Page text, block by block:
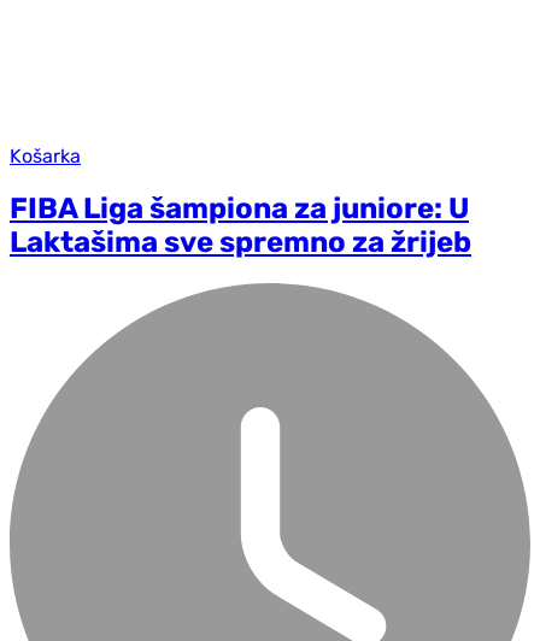
Košarka
FIBA Liga šampiona za juniore: U
Laktašima sve spremno za žrijeb